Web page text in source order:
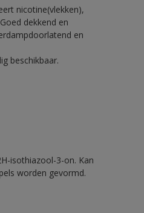
nicotine(vlekken),
dekkend en
en
beschikbaar.
isothiazool-3-on. Kan
worden gevormd.